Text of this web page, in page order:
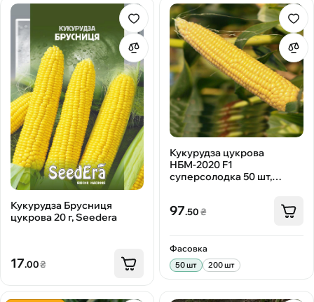
Кукурудза Брусниця
цукрова 20 г, Seedera
17.00₴
Кукурудза цукрова
НБМ-2020 F1
суперсолодка 50 шт,
97.50₴
Фасовка
50 шт 200 шт